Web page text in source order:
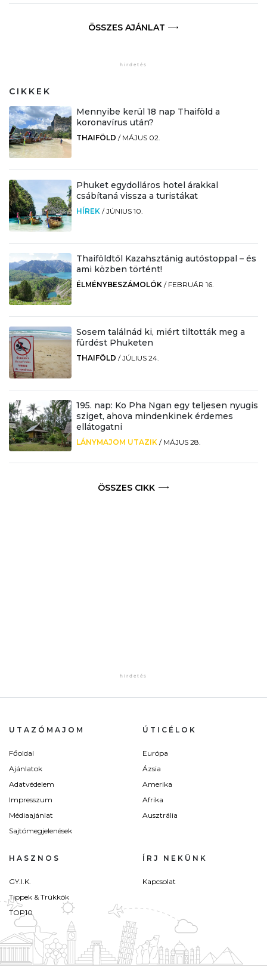
ÖSSZES AJÁNLAT
CIKKEK
Mennyibe kerül 18 nap Thaiföld a
koronavírus után?
THAIFÖLD / MÁJUS 02.
Phuket egydolláros hotel árakkal
csábítaná vissza a turistákat
HÍREK /JÚNIUS 10.
Thaiföldtől Kazahsztánig autóstoppal – és
ami közben történt!
ÉLMÉNYBESZÁMOLÓK / FEBRUÁR 16.
Sosem találnád ki, miért tiltották meg a
fürdést Phuketen
THAIFÖLD /JÚLIUS 24.
195. nap: Ko Pha Ngan egy teljesen nyugis
sziget, ahova mindenkinek érdemes
ellátogatni
LÁNYMAJOM UTAZIK / MÁJUS 28.
ÖSSZES CIKK
UTAZÓMAJOM
Főoldal
Ajánlatok
Adatvédelem
Impresszum
Médiaajánlat
Sajtómegjelenések
ÚTICÉLOK
Európa
Ázsia
Amerika
Afrika
Ausztrália
HASZNOS
GY.I.K.
Tippek & Trükkök
TOP10
ÍRJ NEKÜNK
Kapcsolat